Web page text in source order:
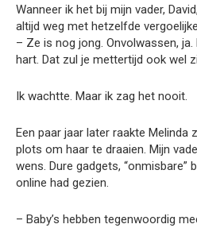
Wanneer ik het bij mijn vader,
altijd weg met hetzelfde
– Ze is nog jong. Onvolwassen,
hart. Dat zul je mettertijd ook wel
Ik wachtte. Maar ik zag het nooit.
Een paar jaar later raakte Melinda
plots om haar te draaien. Mijn
wens. Dure gadgets, “onmisbare”
online had gezien.
– Baby’s hebben tegenwoordig